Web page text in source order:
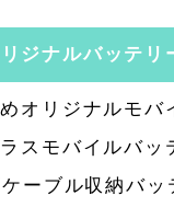
ジナルバッテリ
オリジナルモバ
スモバイルバッ
ーブル収納バッ